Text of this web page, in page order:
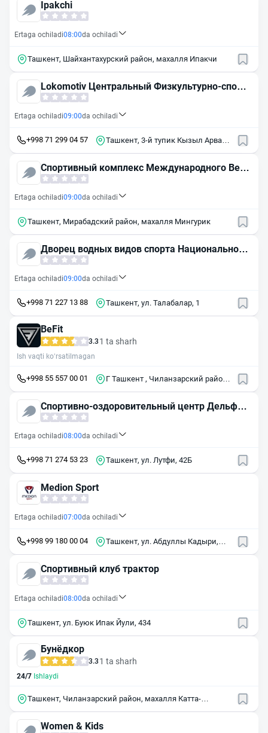
Ipakchi
Ertaga ochiladi08:00da ochiladi
Ташкент, Шайхантахурский район, махалля Ипакчи
Lokomotiv Центральный Физкультурно-спорт
ивный клуб
Ertaga ochiladi09:00da ochiladi
+998 71 299 04 57
Ташкент, 3-й тупик Кызыл Арват,
Спортивный комплекс Международного Вест
минстерского университета в Ташкенте
Ertaga ochiladi09:00da ochiladi
Ташкент, Мирабадский район, махалля Мингурик
Дворец водных видов спорта Национального
университета Узбекистана
Ertaga ochiladi09:00da ochiladi
+998 71 227 13 88 Ташкент, ул. Талабалар, 1
BeFit
3.3 1 ta sharh
Ish vaqti ko‘rsatilmagan
+998 55 557 00 01
Г Ташкент , Чиланзарский район ,
Спортивно-оздоровительный центр Дельфин
-Беш
Ertaga ochiladi08:00da ochiladi
+998 71 274 53 23 Ташкент, ул. Лутфи, 42Б
Medion Sport
Ertaga ochiladi07:00da ochiladi
+998 99 180 00 04
Ташкент, ул. Абдуллы Кадыри,
Спортивный клуб трактор
Ertaga ochiladi08:00da ochiladi
Ташкент, ул. Буюк Ипак Йули, 434
Бунёдкор
3.3 1 ta sharh
24/7 Ishlaydi
Ташкент, Чиланзарский район, махалля Катта-
Women & Kids